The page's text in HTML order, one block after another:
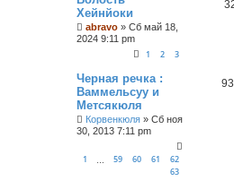
Хейнйоки
abravo » Сб май 18,
2024 9:11 pm
1 2 3
Черная речка :
Ваммельсуу и
Метсякюля
Корвенкюля » Сб ноя
30, 2013 7:11 pm
1 59 60 61
62
63